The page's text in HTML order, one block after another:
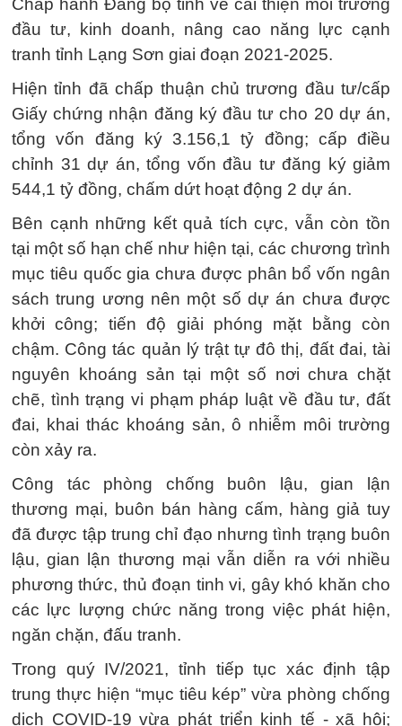
Chấp hành Đảng bộ tỉnh về cải thiện môi trường
đầu tư, kinh doanh, nâng cao năng lực cạnh
tranh tỉnh Lạng Sơn giai đoạn 2021-2025.
Hiện tỉnh đã chấp thuận chủ trương đầu tư/cấp
Giấy chứng nhận đăng ký đầu tư cho 20 dự án,
tổng vốn đăng ký 3.156,1 tỷ đồng; cấp điều
chỉnh 31 dự án, tổng vốn đầu tư đăng ký giảm
544,1 tỷ đồng, chấm dứt hoạt động 2 dự án.
Bên cạnh những kết quả tích cực, vẫn còn tồn
tại một số hạn chế như hiện tại, các chương trình
mục tiêu quốc gia chưa được phân bổ vốn ngân
sách trung ương nên một số dự án chưa được
khởi công; tiến độ giải phóng mặt bằng còn
chậm. Công tác quản lý trật tự đô thị, đất đai, tài
nguyên khoáng sản tại một số nơi chưa chặt
chẽ, tình trạng vi phạm pháp luật về đầu tư, đất
đai, khai thác khoáng sản, ô nhiễm môi trường
còn xảy ra.
Công tác phòng chống buôn lậu, gian lận
thương mại, buôn bán hàng cấm, hàng giả tuy
đã được tập trung chỉ đạo nhưng tình trạng buôn
lậu, gian lận thương mại vẫn diễn ra với nhiều
phương thức, thủ đoạn tinh vi, gây khó khăn cho
các lực lượng chức năng trong việc phát hiện,
ngăn chặn, đấu tranh.
Trong quý IV/2021, tỉnh tiếp tục xác định tập
trung thực hiện “mục tiêu kép” vừa phòng chống
dịch COVID-19 vừa phát triển kinh tế - xã hội;